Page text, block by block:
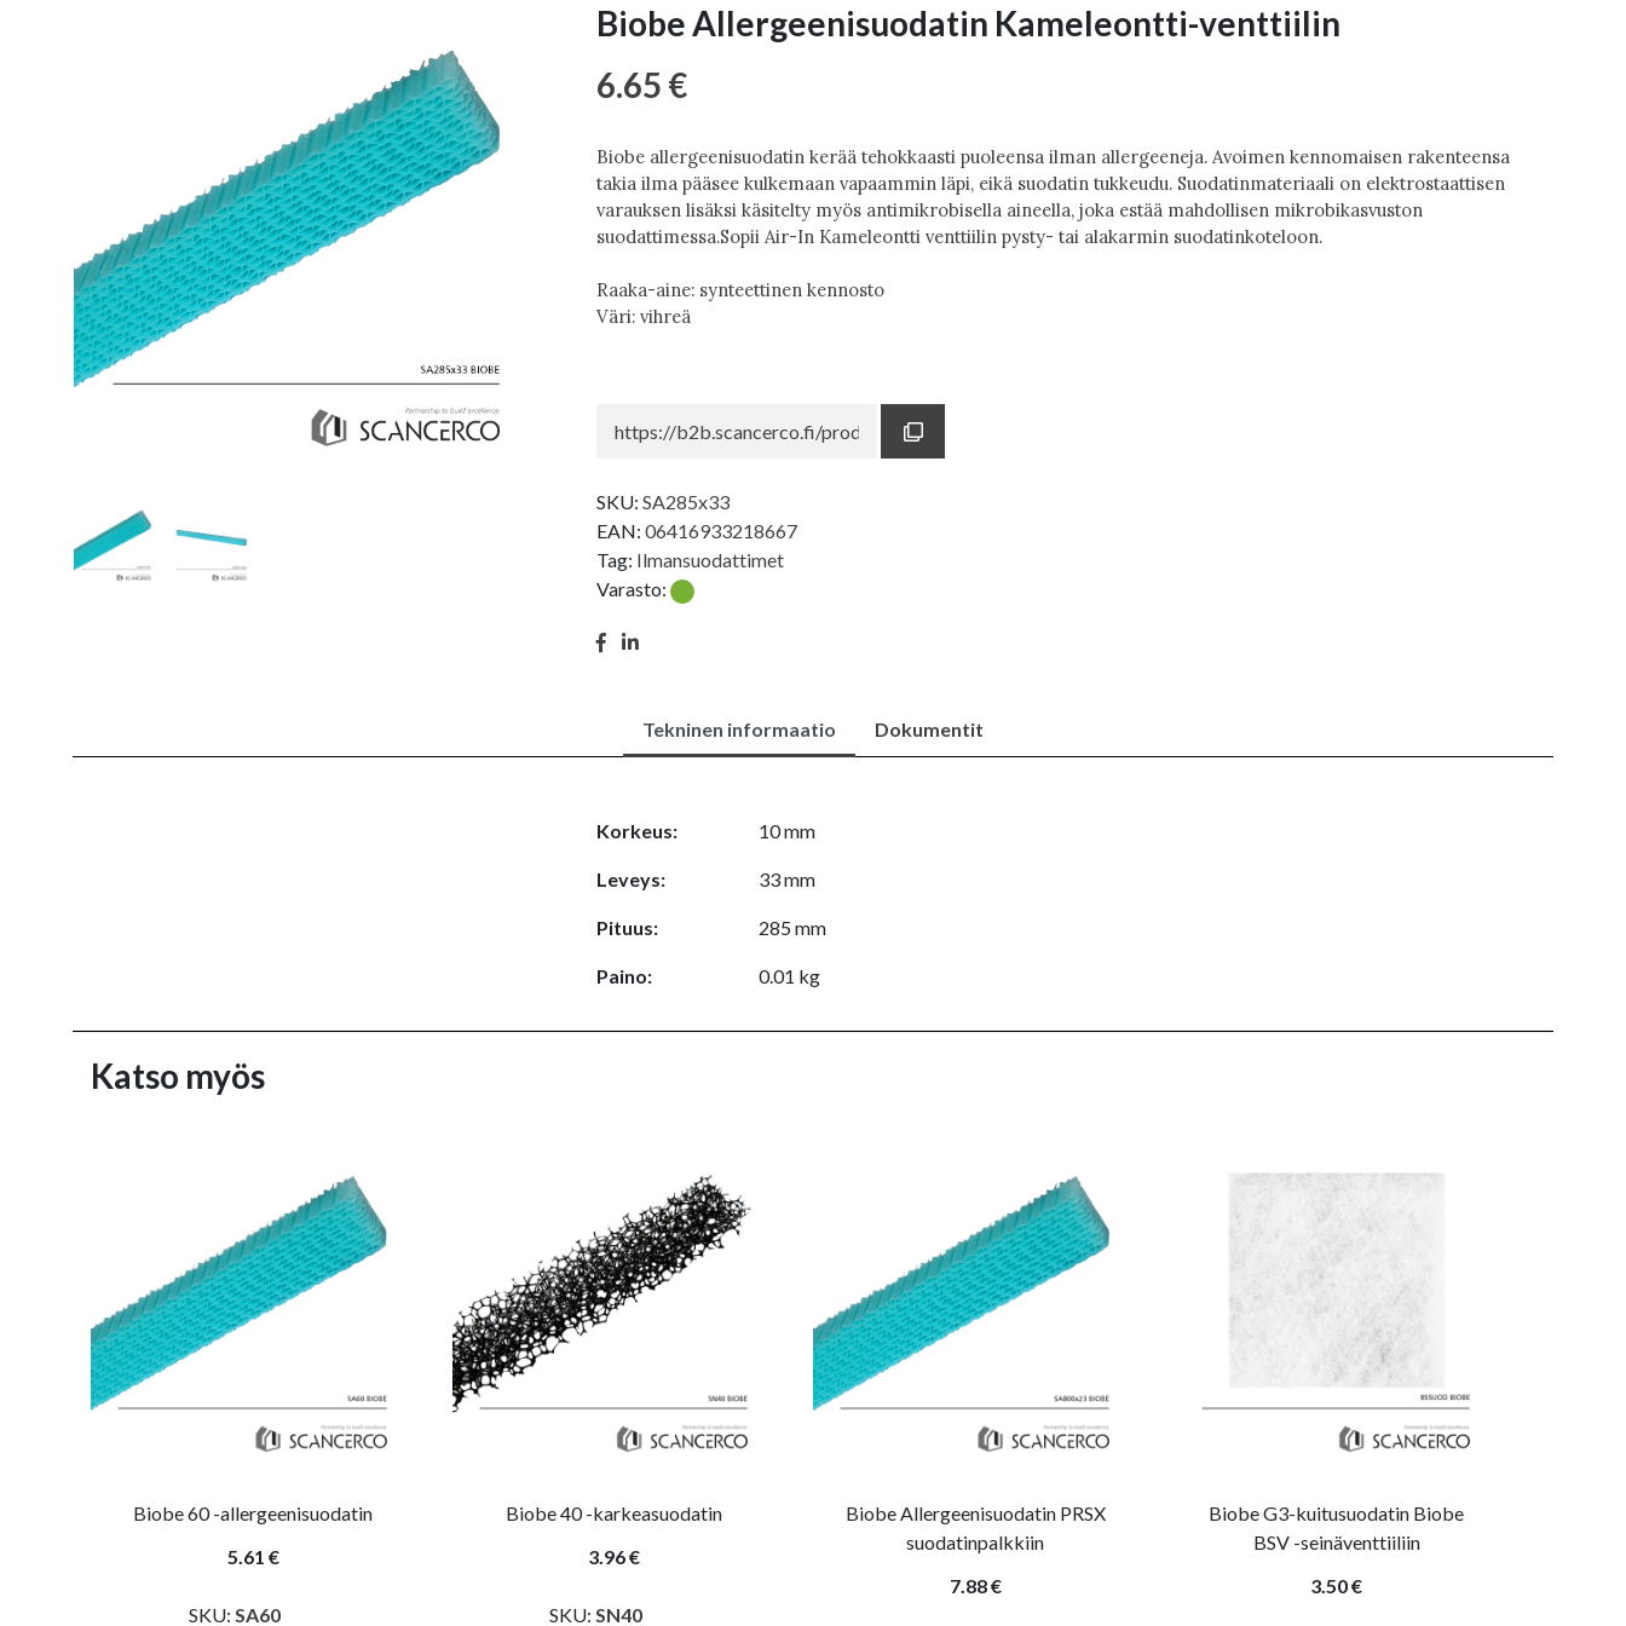
Biobe Allergeenisuodatin Kameleontti-venttiilin
6.65 €
Biobe allergeenisuodatin kerää tehokkaasti puoleensa ilman allergeeneja. Avoimen kennomaisen rakenteensa
takia ilma pääsee kulkemaan vapaammin läpi, eikä suodatin tukkeudu. Suodatinmateriaali on elektrostaattisen
varauksen lisäksi käsitelty myös antimikrobisella aineella, joka estää mahdollisen mikrobikasvuston
suodattimessa.Sopii Air-In Kameleontti venttiilin pysty- tai alakarmin suodatinkoteloon.
Raaka-aine: synteettinen kennosto
Väri: vihreä
SKU:SA285x33
EAN:06416933218667
Tag: Ilmansuodattimet
Varasto:
Tekninen informaatio Dokumentit
Korkeus: 10 mm
Leveys: 33 mm
Pituus: 285 mm
Paino: 0.01 kg
Katso myös
Biobe 60 -allergeenisuodatin
5.61 €
SKU: SA60
Biobe 40 -karkeasuodatin
3.96 €
SKU: SN40
Biobe Allergeenisuodatin PRSX
suodatinpalkkiin
7.88 €
Biobe G3-kuitusuodatin Biobe
BSV -seinäventtiiliin
3.50 €